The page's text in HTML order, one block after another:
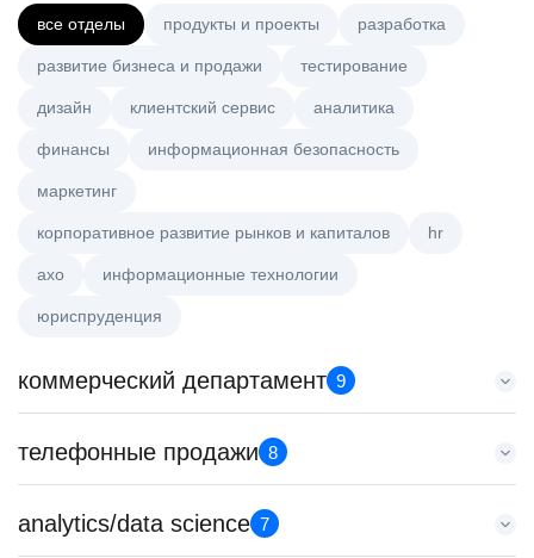
все отделы продукты и проекты разработка
развитие бизнеса и продажи тестирование
дизайн клиентский сервис аналитика
финансы информационная безопасность
маркетинг
корпоративное развитие рынков и капиталов hr
axo информационные технологии
юриспруденция
коммерческий департамент 9
Менеджер по работе с ключевыми клиентами (КАМ)
HeadHunter::Коммерческий департамент
з/п не указана
телефонные продажи 8
Менеджер по привлечению клиентов (B2B)
HeadHunter::Телефонные продажи
analytics/data science 7